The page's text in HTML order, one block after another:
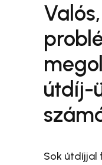
útdíj-
Sok útdíjjal